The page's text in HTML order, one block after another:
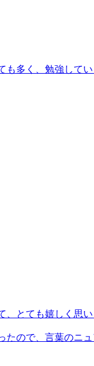
多く、勉強して
とても嬉しく思い
ので、言葉のニ